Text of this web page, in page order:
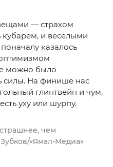
— страхом
кубарем, и веселыми
казалось
можно было
силы. На финише нас
глинтвейн и чум,
уху или шурпу.